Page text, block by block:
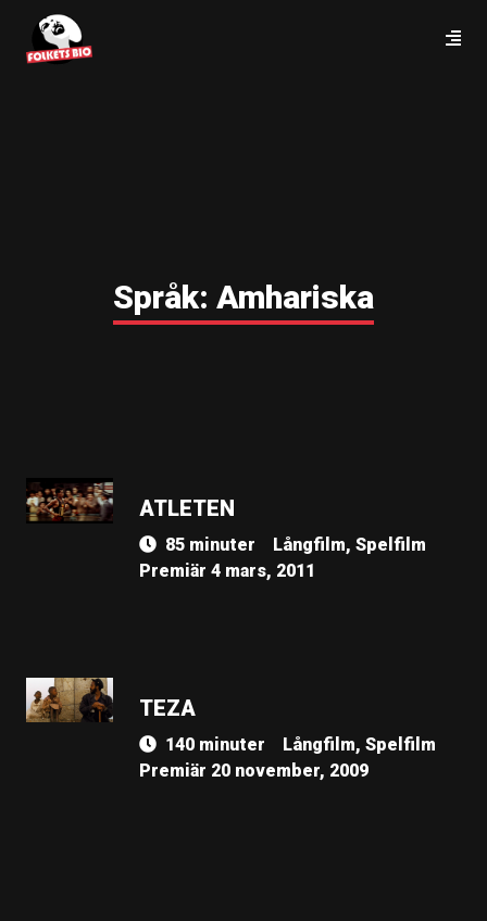
Språk: Amhariska
ATLETEN
85 minuter
Långfilm, Spelfilm
Premiär 4 mars, 2011
TEZA
140 minuter
Långfilm, Spelfilm
Premiär 20 november, 2009